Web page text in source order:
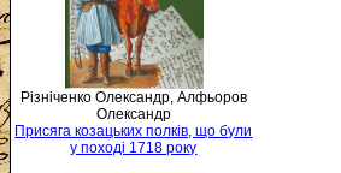
Різніченко Олександр, Алфьоров
Олександр
Присяга козацьких полків, що були
у поході 1718 року